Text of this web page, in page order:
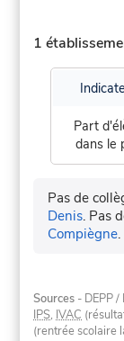
1
Part
dans le
Pas de
Denis. Pas
Compiègne.
Sources - DEPP
IPS, IVAC
(rentrée scolaire